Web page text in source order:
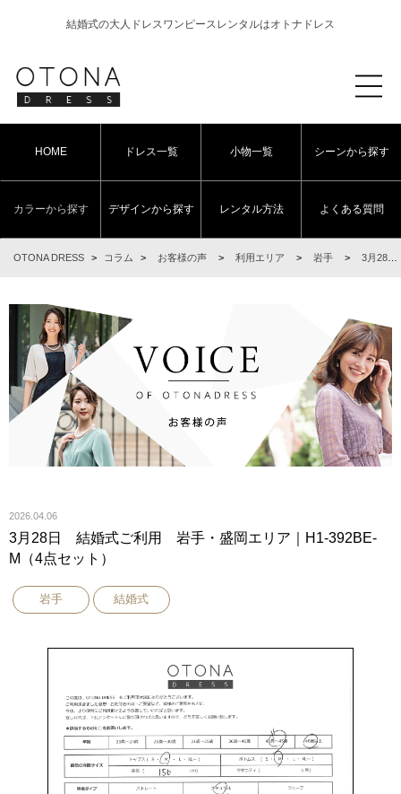
結婚式の大人ドレスワンピースレンタルはオトナドレス
HOME ドレス一覧 小物一覧 シーンから探す
カラーから探す デザインから探す レンタル方法 よくある質問
OTONA DRESS > コラム > お客様の声 > 利用エリア > 岩手 > 3月28日 結婚式ご利用 岩手・盛岡エリア｜H1-392BE-M（4点セット）
2026.04.06
3月28日 結婚式ご利用 岩手・盛岡エリア｜H1-392BE-
M（4点セット）
岩手 結婚式